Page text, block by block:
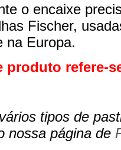
o encaixe
Fischer,
na Europa.
produto refere-
tipos de
nossa página de